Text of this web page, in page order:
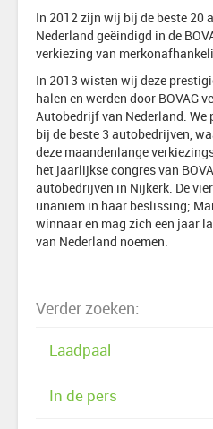
In 2012 zijn wij bij de beste 20
Nederland geëindigd in de
verkiezing van
In 2013 wisten wij deze
halen en werden door BOVAG
Autobedrijf van Nederland.
bij de beste 3 autobedrijven,
deze maandenlange
het jaarlijkse congres van
autobedrijven in Nijkerk. De
unaniem in haar beslissing;
winnaar en mag zich een jaar
van Nederland noemen.
Verder zoeken:
Laadpaal
In de pers